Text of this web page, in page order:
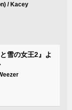
/ Kacey
雪の女王2』よ